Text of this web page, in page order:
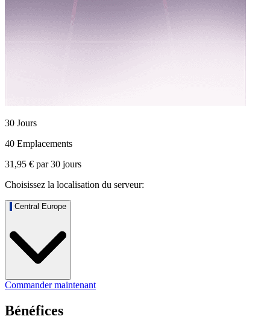
30 Jours
40 Emplacements
31,95 € par30 jours
Choisissez la localisation du serveur:
Central Europe
Commander maintenant
Bénéfices